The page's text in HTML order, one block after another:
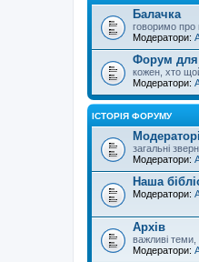
Балачка
говоримо про
Модератори:
Форум для
кожен, хто
Модератори:
ІСТОРІЯ ФОРУМУ
загальні
Модератори:
Наша
Модератори:
Архів
важливі теми,
Модератори: